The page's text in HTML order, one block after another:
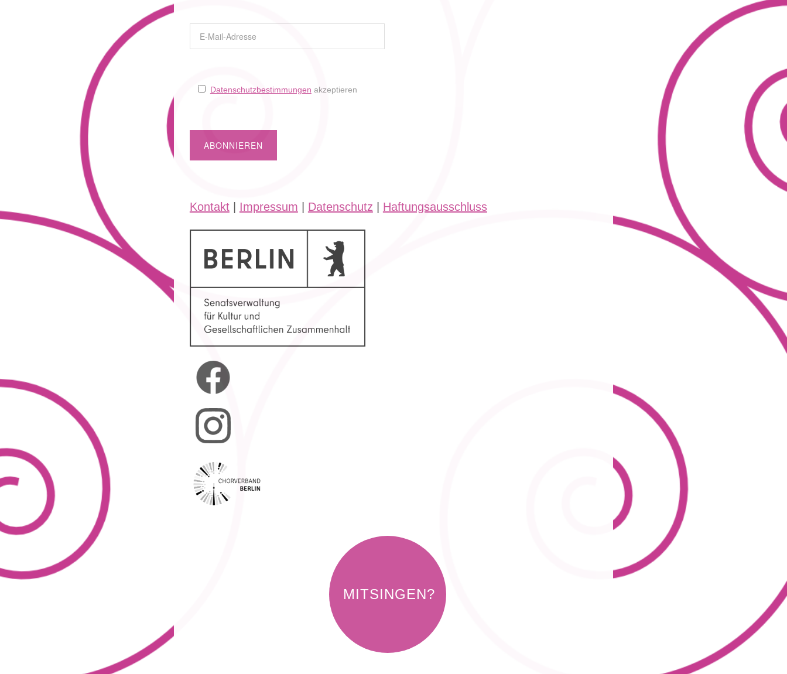
Datenschutzbestimmungen akzeptieren
Kontakt| Impressum Datenschutz Haftungsausschluss
MITSINGEN?